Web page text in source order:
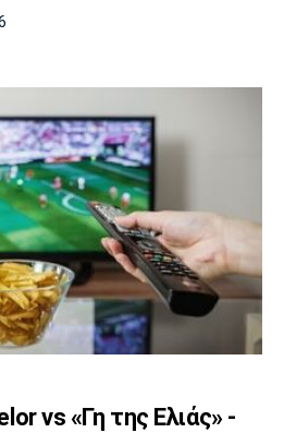
vs «Γη της Ελιάς» -